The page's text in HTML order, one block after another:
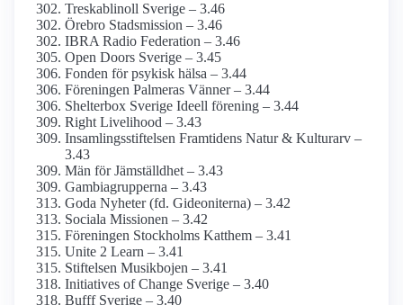
Treskablinoll Sverige – 3.46
Örebro Stadsmission – 3.46
IBRA Radio Federation – 3.46
Open Doors Sverige – 3.45
Fonden för psykisk hälsa – 3.44
Föreningen Palmeras Vänner – 3.44
Shelterbox Sverige Ideell förening – 3.44
Right Livelihood – 3.43
Insamlingsstiftelsen Framtidens Natur & Kulturarv –
3.43
Män för Jämställdhet – 3.43
Gambiagrupperna – 3.43
Goda Nyheter (fd. Gideoniterna) – 3.42
Sociala Missionen – 3.42
Föreningen Stockholms Katthem – 3.41
Unite 2 Learn – 3.41
Stiftelsen Musikbojen – 3.41
Initiatives of Change Sverige – 3.40
Bufff Sverige – 3.40